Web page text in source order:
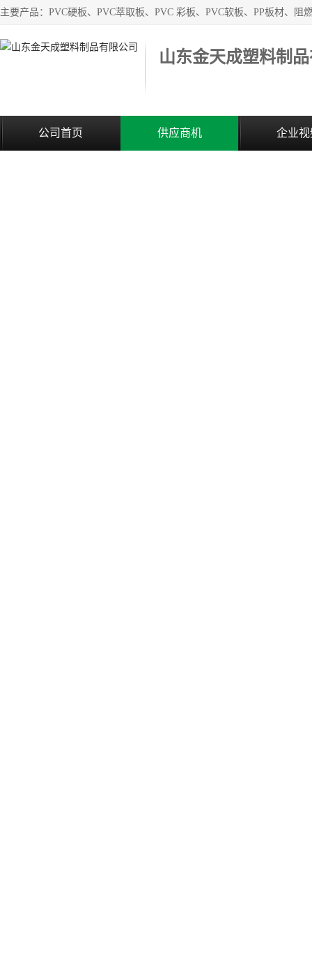
山东金天成塑料制
公司首页 供应商机 企业视